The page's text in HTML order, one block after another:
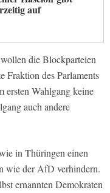
auf
die Blockparteien
Fraktion des Parlaments
ersten Wahlgang keine
auch andere
in Thüringen einen
wie der AfD verhindern.
ernannten Demokraten